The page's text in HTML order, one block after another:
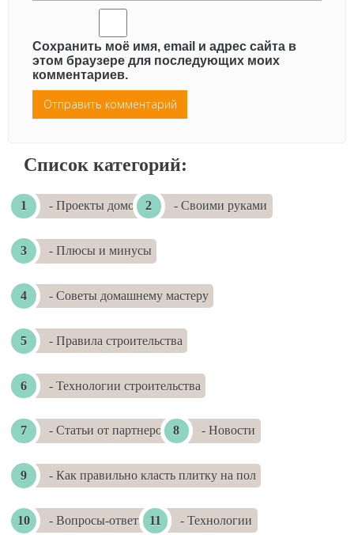
Сохранить моё имя, email и адрес сайта в
этом браузере для последующих моих
комментариев.
Список категорий:
- Проекты домов - Своими руками
- Плюсы и минусы
- Советы домашнему мастеру
- Правила строительства
- Технологии строительства
- Статьи от партнеров - Новости
- Как правильно класть плитку на пол
- Вопросы-ответы - Технологии